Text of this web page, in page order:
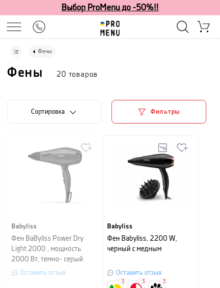
Выбор ProMenu до -50%!!
Фены
Фены 20 товаров
Cортировка Фильтры
Babyliss
Фен BaByliss Power Dry
Light 2000 , мощность
2000 Вт, темно- серый
Оставить отзыв
Babyliss
Фен Babyliss, 2200 W,
черный с медным
Оставить отзыв
3 3 3